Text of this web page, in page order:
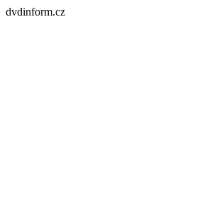
dvdinform.cz